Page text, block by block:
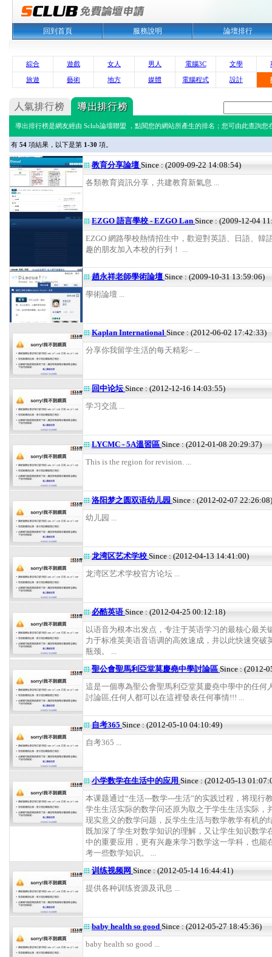
回到首頁 服務說明 論壇排行
綜合 遊戲 女人 男人 電腦3C 文學
旅遊 藝術 地方 媒體 電腦程式 設計
導出排行榜是網友經由 Sclub論壇聯盟 ，點閱您的網站所產生的排名；您可由此查詢您
有 54 項結果，以下是第 1-30 項。
教育分享論壇 Since : (2009-09-22 14:08:54)
各類教育資訊分享，共建教育新氣息 ...
EZGO 語言學校 - EZGO Lan Since : (2009-12-04
EZGO 網路學校熱情招生中，歡迎對英語、日語、韓
趣的朋友加入本校的行列！ ...
趙永祥老師學術論壇 Since : (2009-10-31 13:59:06)
學術論壇 ...
Kaplan International Since : (2012-06-02 17:42:33)
分享你我留学生活的每天精彩~ ...
回中论坛Since : (2012-12-16 14:03:55)
学习交流 ...
LYCMC - 5A溫習區 Since : (2012-01-08 20:29:37)
This is the region for revision. ...
洛阳梦之圆双语幼儿园 Since : (2012-02-07 22:26:08)
幼儿园 ...
龙湾区艺术学校 Since : (2012-04-13 14:41:00)
龙湾区艺术学校官方论坛 ...
必酷英语Since : (2012-04-25 00:12:18)
以语音为根本出发点，专注于英语学习的最核心最关
力于标准英美语音语调的高效速成，并以此快速突破
瓶颈。 ...
聖公會聖馬利亞堂莫慶堯中學討論區 Since : (2012-
這是一個專為聖公會聖馬利亞堂莫慶堯中學中的任何
討論區,任何人都可以在這裡發表任何事情!!! ...
自考365 Since : (2012-05-10 04:10:49)
自考365 ...
小学数学在生活中的应用 Since : (2012-05-13
本课题通过“生活---数学---生活”的实践过程，将现行
学生生活实际的数学问还原为取之于学生生活实际，
现实意义的数学问题，反学生生活与数学教学有机的
既加深了学生对数学知识的理解，又让学生知识数学
中的重要应用，更有兴趣来学习数学这一学科，也能
考一些数学知识。 ...
训练视频网 Since : (2012-05-14 16:44:41)
提供各种训练资源及讯息 ...
baby health so goodSince : (2012-05-27 18:45:36)
baby health so good ...